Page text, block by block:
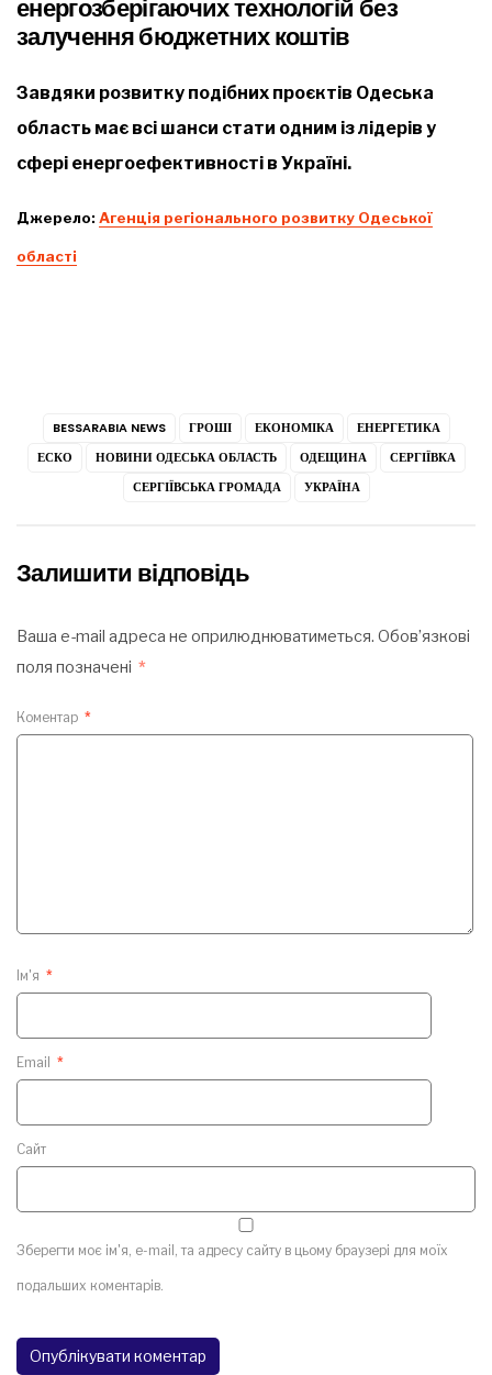
енергозберігаючих технологій без
залучення бюджетних коштів
Завдяки розвитку подібних проєктів Одеська
область має всі шанси стати одним із лідерів у
сфері енергоефективності в Україні.
Джерело: Агенція регіонального розвитку Одеської
області
BESSARABIA NEWS ГРОШІ ЕКОНОМІКА
ЕНЕРГЕТИКА
ЕСКО
НОВИНИ ОДЕСЬКА ОБЛАСТЬ ОДЕЩИНА
СЕРГІЇВКА
СЕРГІЇВСЬКА ГРОМАДА
УКРАЇНА
Залишити відповідь
Ваша e-mail адреса не оприлюднюватиметься. Обов’язкові
поля позначені *
Коментар *
Ім'я *
Email *
Сайт
Зберегти моє ім'я, e-mail, та адресу сайту в цьому браузері для моїх
подальших коментарів.